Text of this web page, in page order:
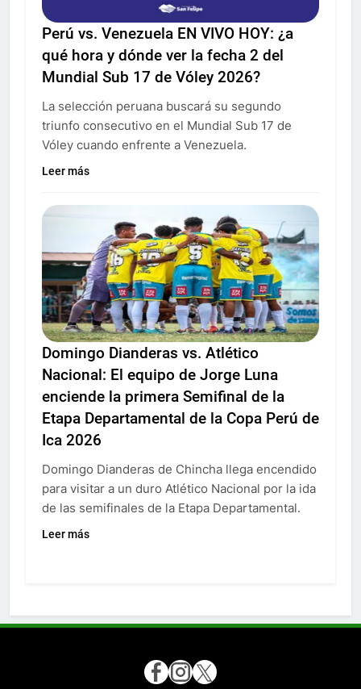
Perú vs. Venezuela EN VIVO HOY: ¿a
qué hora y dónde ver la fecha 2 del
Mundial Sub 17 de Vóley 2026?
La selección peruana buscará su segundo
triunfo consecutivo en el Mundial Sub 17 de
Vóley cuando enfrente a Venezuela.
Leer más
Domingo Dianderas vs. Atlético
Nacional: El equipo de Jorge Luna
enciende la primera Semifinal de la
Etapa Departamental de la Copa Perú de
Ica 2026
Domingo Dianderas de Chincha llega encendido
para visitar a un duro Atlético Nacional por la ida
de las semifinales de la Etapa Departamental.
Leer más